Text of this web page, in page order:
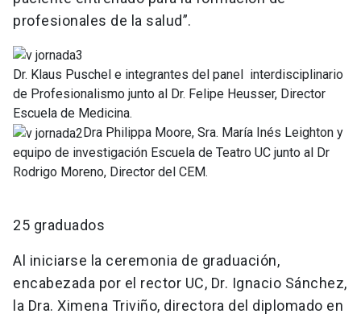
profesionales de la salud”.
Dr. Klaus Puschel e integrantes del panel interdisciplinario
de Profesionalismo junto al Dr. Felipe Heusser, Director
Escuela de Medicina.
Dra Philippa Moore, Sra. María Inés Leighton y
equipo de investigación Escuela de Teatro UC junto al Dr
Rodrigo Moreno, Director del CEM.
25 graduados
Al iniciarse la ceremonia de graduación,
encabezada por el rector UC, Dr. Ignacio Sánchez,
la Dra. Ximena Triviño, directora del diplomado en